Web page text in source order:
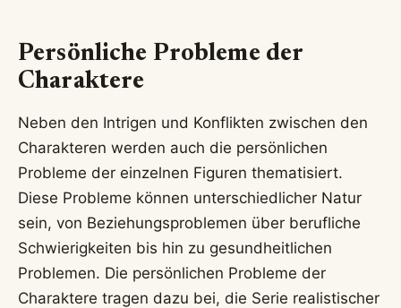
Persönliche Probleme der
Charaktere
Neben den Intrigen und Konflikten zwischen den
Charakteren werden auch die persönlichen
Probleme der einzelnen Figuren thematisiert.
Diese Probleme können unterschiedlicher Natur
sein, von Beziehungsproblemen über berufliche
Schwierigkeiten bis hin zu gesundheitlichen
Problemen. Die persönlichen Probleme der
Charaktere tragen dazu bei, die Serie realistischer